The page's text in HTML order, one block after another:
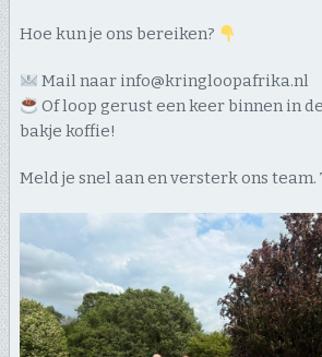
​Hoe kun je ons bereiken?
Mail naar info@kringloopafrika.nl
Of loop gerust een keer binnen in
bakje koffie!
​Meld je snel aan en versterk ons team.